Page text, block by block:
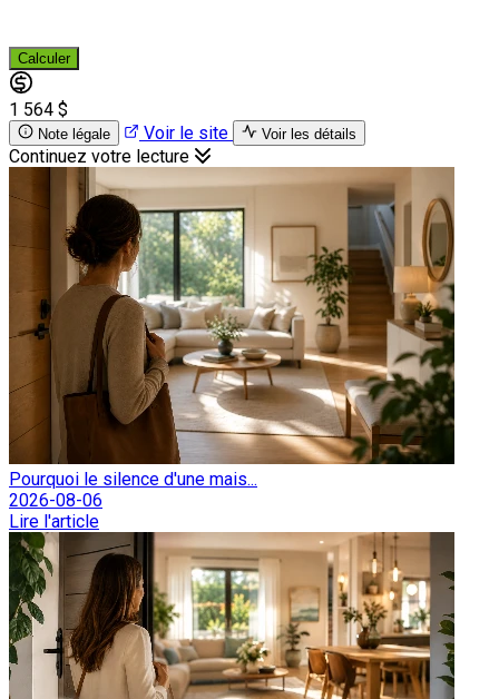
Calculer
1 564 $
Note légale Voir le site Voir les détails
Continuez votre lecture
Pourquoi le silence d'une mais...
2026-08-06
Lire l'article